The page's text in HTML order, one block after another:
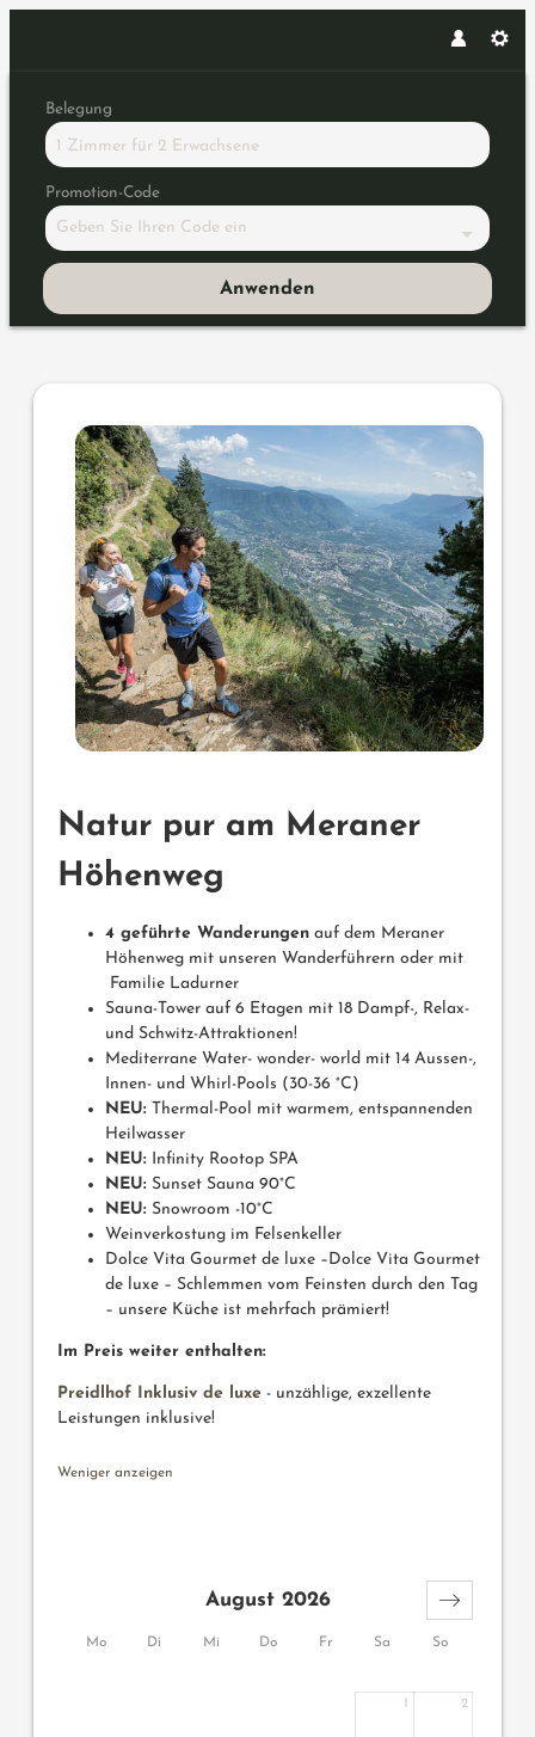
Belegung
1 Zimmer für 2 Erwachsene
Promotion-Code
Geben Sie Ihren Code ein
Anwenden
Angebotsdetails für Natur pur
Natur pur am Meraner
Höhenweg
4 geführte Wanderungen auf dem Meraner
Höhenweg mit unseren Wanderführern oder mit
Familie Ladurner
Sauna-Tower auf 6 Etagen mit 18 Dampf-, Relax-
und Schwitz-Attraktionen!
Mediterrane Water- wonder- world mit 14 Aussen-,
Innen- und Whirl-Pools (30-36 °C)
NEU: Thermal-Pool mit warmem, entspannenden
Heilwasser
NEU: Infinity Rootop SPA
NEU: Sunset Sauna 90°C
NEU: Snowroom -10°C
Weinverkostung im Felsenkeller
Dolce Vita Gourmet de luxe –Dolce Vita Gourmet
de luxe – Schlemmen vom Feinsten durch den Tag
– unsere Küche ist mehrfach prämiert!
Im Preis weiter enthalten:
Preidlhof Inklusiv de luxe - unzählige, exzellente
Leistungen inklusive!
Weniger anzeigen
Mo Di Mi Do Fr Sa So
August 2026
2